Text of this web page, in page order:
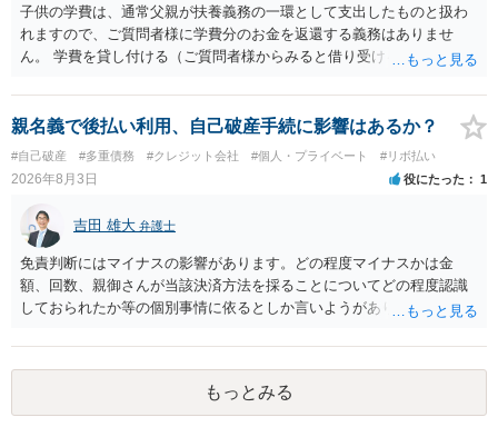
子供の学費は、通常父親が扶養義務の一環として支出したものと扱わ
れますので、ご質問者様に学費分のお金を返還する義務はありませ
ん。 学費を貸し付ける（ご質問者様からみると借り受ける）といった
ょう。
親名義で後払い利用、自己破産手続に影響はあるか？
#自己破産 #多重債務 #クレジット会社 #個人・プライベート #リボ払い
2026年8月3日 役にたった 1
吉田 雄大 弁護士
免責判断にはマイナスの影響があります。どの程度マイナスかは金
額、回数、親御さんが当該決済方法を採ることについてどの程度認識
しておられたか等の個別事情に依るとしか言いようがありません。 と
なって相談し、善後策を考えることをお勧めします。
もっとみる